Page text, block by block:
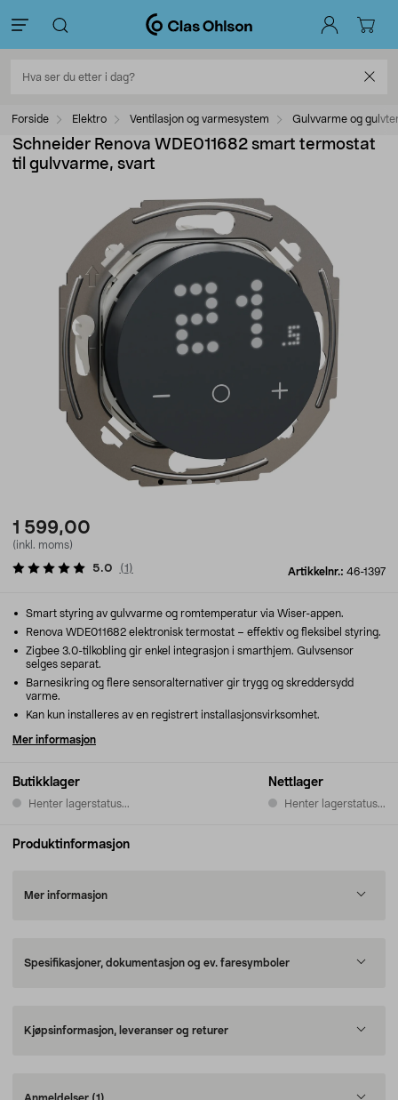
Forside Elektro Ventilasjon og varmesystem Gulvvarme og
Schneider Renova WDE011682 smart termostat
til gulvvarme, svart
1 599,00
(inkl. moms)
Artikkelnr.: 46-1397
5.0 (1 )
Butikklager
Henter lagerstatus...
Nettlager
Henter lagerstatus...
Smart styring av gulvvarme og romtemperatur via Wiser-appen.
Renova WDE011682 elektronisk termostat – effektiv og fleksibel styring.
Zigbee 3.0-tilkobling gir enkel integrasjon i smarthjem. Gulvsensor
selges separat.
Barnesikring og flere sensoralternativer gir trygg og skreddersydd
varme.
Kan kun installeres av en registrert installasjonsvirksomhet.
Mer informasjon
Produktinformasjon
Mer informasjon
Spesifikasjoner, dokumentasjon og ev. faresymboler
Kjøpsinformasjon, leveranser og returer